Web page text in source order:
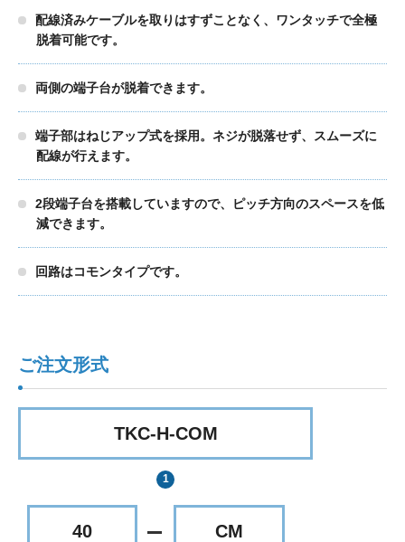
配線済みケーブルを取りはすずことなく、ワンタッチで全極
脱着可能です。
両側の端子台が脱着できます。
端子部はねじアップ式を採用。ネジが脱落せず、スムーズに
配線が行えます。
2段端子台を搭載していますので、ピッチ方向のスペースを低
減できます。
回路はコモンタイプです。
ご注文形式
TKC-H-COM
40 CM